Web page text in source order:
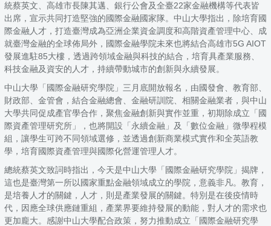
統蔡英文、高雄市長陳其邁、銀行公會及全臺22家金融機構等代表皆
出席，宣示共同打造堅強的國際金融國家隊。中山大學指出，除培育國
際金融人才，打造臺灣成為亞洲企業資金調度和高階資產管理中心、成
就臺灣金融的全球佈局外，國際金融學院未來也將結合高雄市5G AIOT
發展進駐85大樓，透過跨領域金融與科技的結合，培育具產業服務、
科技金融及資安的人才，持續帶動城市的創新與永續發展。
中山大學「國際金融研究學院」三月底開放報名，由國發會、教育部、
財政部、金管會，結合金融總會、金融研訓院、相關金融業者，與中山
大學共同促成產官學合作，聚焦金融創新與實作並重，初期除成立「國
際資產管理研究所」，也將開設「永續金融」及「數位金融」微學程模
組，讓學生可跨不同領域選修，並透過創新商業模式實作和全英語教
學，培育國際資產管理與國際化營運管理人才。
總統蔡英文致詞時指出，今天是中山大學「國際金融研究學院」揭牌，
這也是臺灣第一所以國家重點金融領域成立的學院，意義非凡。教育，
是培養人才的關鍵，人才，則是產業發展的關鍵。特別是在後疫情時
代，因應全球供應鏈重組，產業界要維持發展的動能，對人才的需求也
更加龐大。感謝中山大學配合政策，努力推動成立「國際金融研究學